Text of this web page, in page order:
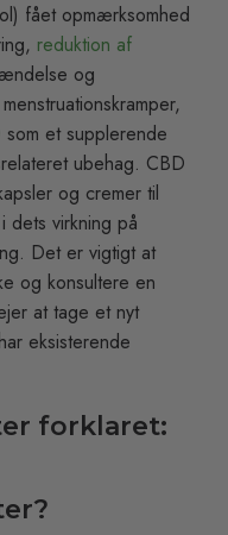
fået opmærksomhed
reduktion af
og
som et supplerende
ubehag. CBD
og cremer til
dets virkning på
Det er vigtigt at
og konsultere en
at tage et nyt
eksisterende
forklaret: